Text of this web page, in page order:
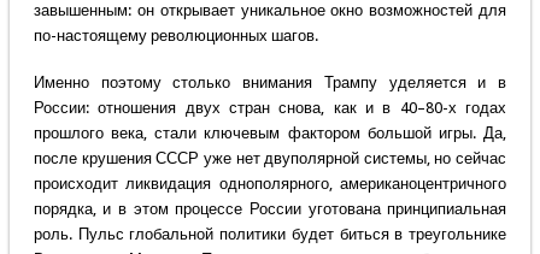
завышенным: он открывает уникальное окно возможностей для
по-настоящему революционных шагов.
Именно поэтому столько внимания Трампу уделяется и в
России: отношения двух стран снова, как и в 40–80-х годах
прошлого века, стали ключевым фактором большой игры. Да,
после крушения СССР уже нет двуполярной системы, но сейчас
происходит ликвидация однополярного, американоцентричного
порядка, и в этом процессе России уготована принципиальная
роль. Пульс глобальной политики будет биться в треугольнике